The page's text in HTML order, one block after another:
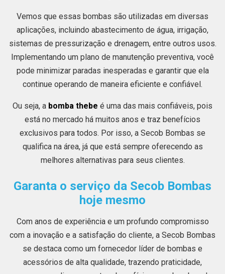
Vemos que essas bombas são utilizadas em diversas
aplicações, incluindo abastecimento de água, irrigação,
sistemas de pressurização e drenagem, entre outros usos.
Implementando um plano de manutenção preventiva, você
pode minimizar paradas inesperadas e garantir que ela
continue operando de maneira eficiente e confiável.
Ou seja, a bomba thebe é uma das mais confiáveis, pois
está no mercado há muitos anos e traz benefícios
exclusivos para todos. Por isso, a Secob Bombas se
qualifica na área, já que está sempre oferecendo as
melhores alternativas para seus clientes.
Garanta o serviço da Secob Bombas
hoje mesmo
Com anos de experiência e um profundo compromisso
com a inovação e a satisfação do cliente, a Secob Bombas
se destaca como um fornecedor líder de bombas e
acessórios de alta qualidade, trazendo praticidade,